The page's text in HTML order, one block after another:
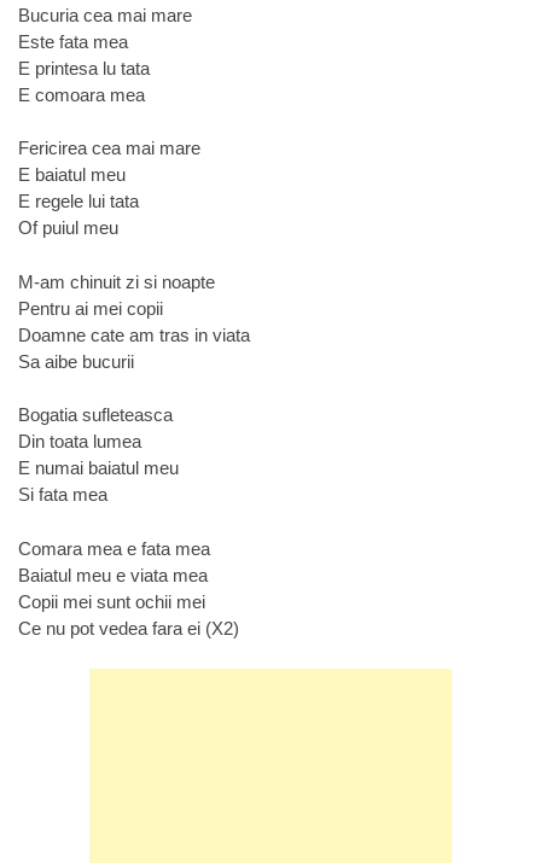
Bucuria cea mai mare
Este fata mea
E printesa lu tata
E comoara mea
Fericirea cea mai mare
E baiatul meu
E regele lui tata
Of puiul meu
M-am chinuit zi si noapte
Pentru ai mei copii
Doamne cate am tras in viata
Sa aibe bucurii
Bogatia sufleteasca
Din toata lumea
E numai baiatul meu
Si fata mea
Comara mea e fata mea
Baiatul meu e viata mea
Copii mei sunt ochii mei
Ce nu pot vedea fara ei (X2)